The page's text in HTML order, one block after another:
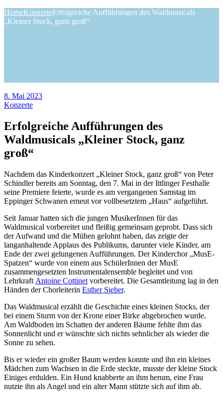
HomeKonzerteErfolgreiche Aufführungen des Waldmusicals
„Kleiner Stock, ganz groß“
8. Mai 2023
Konzerte
Erfolgreiche Aufführungen des
Waldmusicals „Kleiner Stock, ganz
groß“
Nachdem das Kinderkonzert „Kleiner Stock, ganz groß“ von Peter
Schindler bereits am Sonntag, den 7. Mai in der Ittlinger Festhalle
seine Premiere feierte, wurde es am vergangenen Samstag im
Eppinger Schwanen erneut vor vollbesetztem „Haus“ aufgeführt.
Seit Januar hatten sich die jungen MusikerInnen für das
Waldmusical vorbereitet und fleißig gemeinsam geprobt. Dass sich
der Aufwand und die Mühen gelohnt haben, das zeigte der
langanhaltende Applaus des Publikums, darunter viele Kinder, am
Ende der zwei gelungenen Aufführungen. Der Kinderchor „MusE-
Spatzen“ wurde von einem aus SchülerInnen der MusE
zusammengesetzten Instrumentalensemble begleitet und von
Lehrkraft Antoine Cottinet vorbereitet. Die Gesamtleitung lag in den
Händen der Chorleiterin Esther Sieber.
Das Waldmusical erzählt die Geschichte eines kleinen Stocks, der
bei einem Sturm von der Krone einer Birke abgebrochen wurde.
Am Waldboden im Schatten der anderen Bäume fehlte ihm das
Sonnenlicht und er wünschte sich nichts sehnlicher als wieder die
Sonne zu sehen.
Bis er wieder ein großer Baum werden konnte und ihn ein kleines
Mädchen zum Wachsen in die Erde steckte, musste der kleine Stock
Einiges erdulden. Ein Hund knabberte an ihm herum, eine Frau
nutzte ihn als Angel und ein alter Mann stützte sich auf ihm ab.